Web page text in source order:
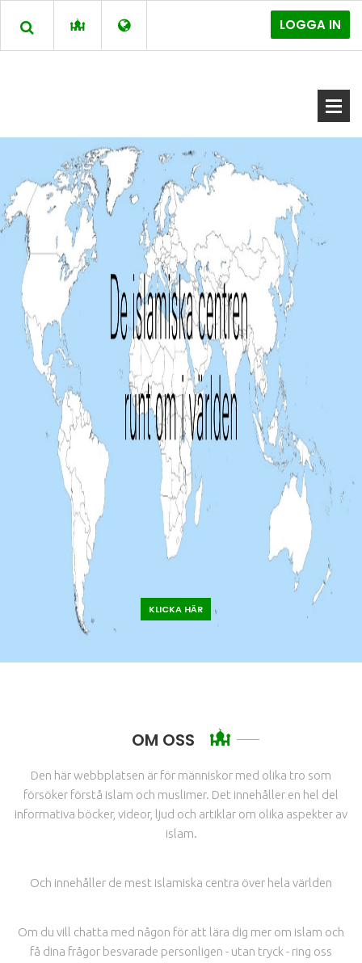
LOGGA IN
KLICKA HÄR
OM OSS
Den här webbplatsen är för människor med olika tro som
försöker förstå islam och muslimer. Det innehåller en hel del
informativa böcker, videor, ljud och artiklar om olika aspekter av
islam.
Och innehåller de mest islamiska centra över hela världen
Om du vill chatta med någon för att lära dig mer om islam och
få dina frågor besvarade personligen - utan tryck - ring oss